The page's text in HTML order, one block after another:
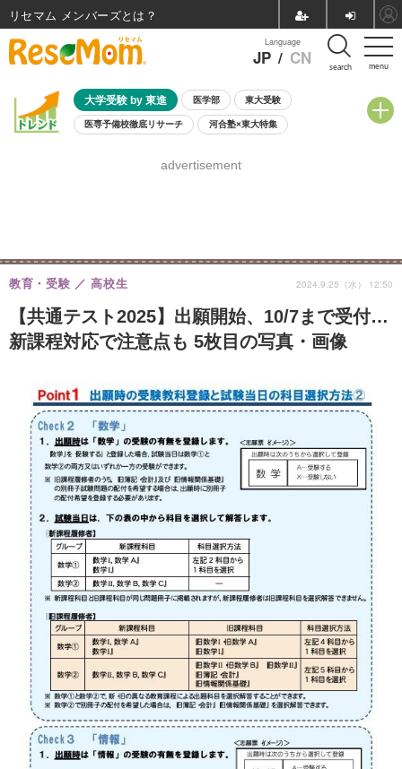
menu
Language
JP / CN search
大学受験 by 東進 医学部 東大受験
医専予備校徹底リサーチ 河合塾×東大特集
8月開催学校説明会・相談会
advertisement
【共通テスト2025】出願開始、10/7まで受付…
新課程対応で注意点も 5枚目の写真・画像
教育・受験 高校生 2024.9.25（水） 12:50
リセマム メンバーズ